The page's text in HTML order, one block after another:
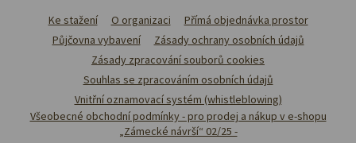
Ke stažení O organizaci
Přímá objednávka prostor
Půjčovna vybavení
Zásady ochrany osobních údajů
Zásady zpracování souborů cookies
Souhlas se zpracováním osobních údajů
Vnitřní oznamovací systém (whistleblowing)
Všeobecné obchodní podmínky - pro prodej a nákup v e-shopu
„Zámecké návrší“ 02/25 -